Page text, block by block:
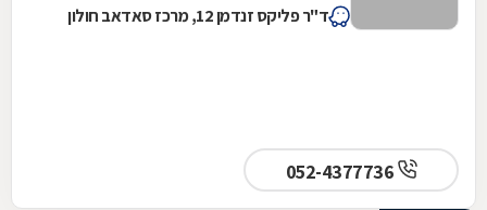
ד"ר פליקס זנדמן 12, מרכז סאדאב חולון